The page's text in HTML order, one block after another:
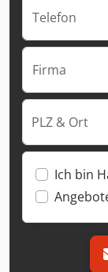
Telefon
Firma
PLZ & Ort
Ich bin